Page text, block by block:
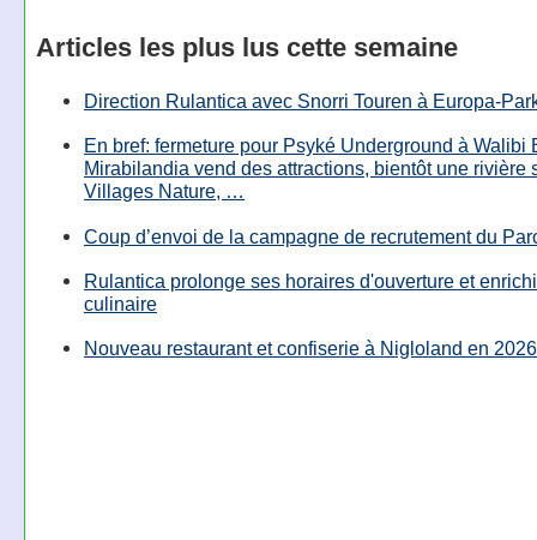
Articles les plus lus cette semaine
Direction Rulantica avec Snorri Touren à Europa-
En bref: fermeture pour Psyké Underground à Walibi
Mirabilandia vend des attractions, bientôt une rivière
Villages Nature, …
Coup d’envoi de la campagne de recrutement du
Rulantica prolonge ses horaires d'ouverture et
culinaire
Nouveau restaurant et confiserie à Nigloland en 2026